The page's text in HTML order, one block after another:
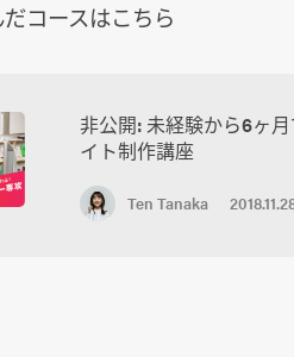
コースはこちら
非公開: 未経験から6ヶ
イト制作講座
Ten Tanaka